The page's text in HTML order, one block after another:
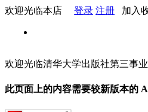
欢迎光临本店 登录 注册 加入
欢迎光临清华大学出版社第三事业
此页面上的内容需要较新版本的